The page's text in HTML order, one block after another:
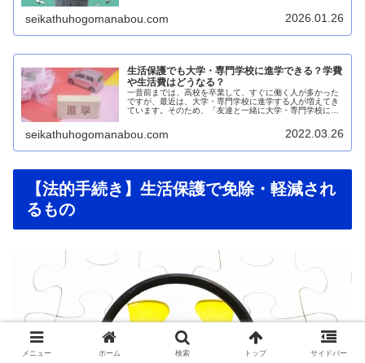
seikathuhogomanabou.com 2026.01.26
生活保護でも大学・専門学校に進学できる？学費
や生活費はどうなる？
一昔前までは、高校を卒業して、すぐに働く人が多かった
ですが、最近は、大学・専門学校に進学する人が増えてき
ています。そのため、「友達と一緒に大学・専門学校に進
seikathuhogomanabou.com 2022.03.26
【法的手続き】生活保護で免除・軽減され
るもの
メニュー ホーム 検索 トップ サイドバー